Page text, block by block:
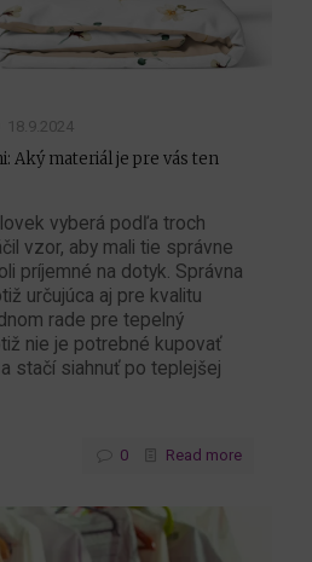
18.9.2024
Aký materiál je pre vás ten
vyberá podľa troch
vzor, aby mali tie správne
príjemné na dotyk. Správna
určujúca aj pre kvalitu
rade pre tepelný
nie je potrebné kupovať
stačí siahnuť po teplejšej
0 Read more